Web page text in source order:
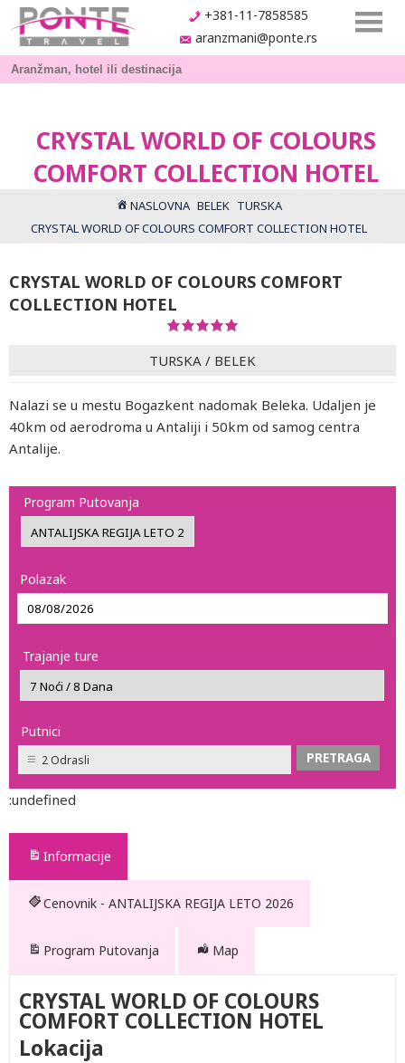
+381-11-7858585
aranzmani@ponte.rs
CRYSTAL WORLD OF COLOURS
COMFORT COLLECTION HOTEL
NASLOVNA BELEK TURSKA
CRYSTAL WORLD OF COLOURS COMFORT COLLECTION HOTEL
CRYSTAL WORLD OF COLOURS COMFORT
COLLECTION HOTEL
TURSKA / BELEK
Nalazi se u mestu Bogazkent nadomak Beleka. Udaljen je
40km od aerodroma u Antaliji i 50km od samog centra
Antalije.
Program Putovanja
Polazak
Trajanje ture
Putnici
2 Odrasli
:undefined
Informacije
Cenovnik - ANTALIJSKA REGIJA LETO 2026
Program Putovanja Map
CRYSTAL WORLD OF COLOURS
COMFORT COLLECTION HOTEL
Lokacija